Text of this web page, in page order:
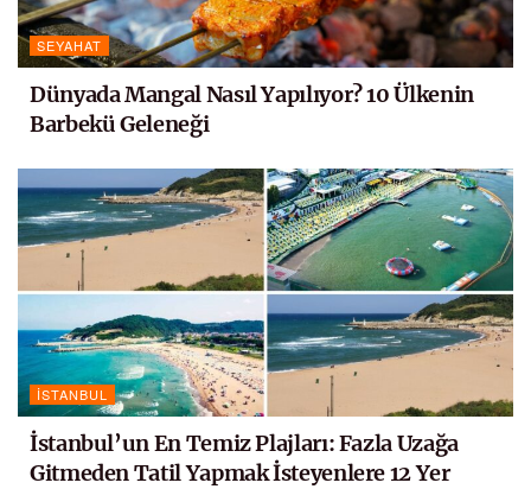
SEYAHAT
Dünyada Mangal Nasıl Yapılıyor? 10 Ülkenin
Barbekü Geleneği
İSTANBUL
İstanbul’un En Temiz Plajları: Fazla Uzağa
Gitmeden Tatil Yapmak İsteyenlere 12 Yer